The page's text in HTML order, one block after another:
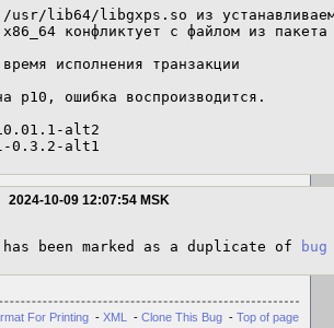
конфликтует с файлом из
исполнения транзакции
p10, ошибка воспроизводится.
alt2
0.3.2-alt1
2024-10-09 12:07:54 MSK
been marked as a duplicate of bug
For Printing - XML - Clone This Bug - Top of page